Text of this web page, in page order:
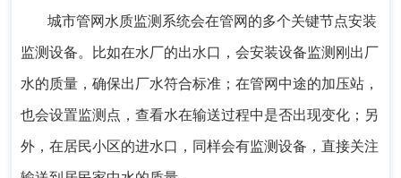
城市管网水质监测系统会在管网的多个关键节点安装
监测设备。比如在水厂的出水口，会安装设备监测刚出厂
水的质量，确保出厂水符合标准；在管网中途的加压站，
也会设置监测点，查看水在输送过程中是否出现变化；另
外，在居民小区的进水口，同样会有监测设备，直接关注